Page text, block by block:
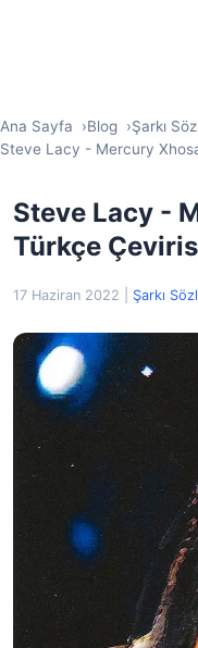
Ana Sayfa Blog
Şarkı
Steve Lacy - Mercury
Steve Lacy -
Türkçe
17 Haziran 2022 Şarkı